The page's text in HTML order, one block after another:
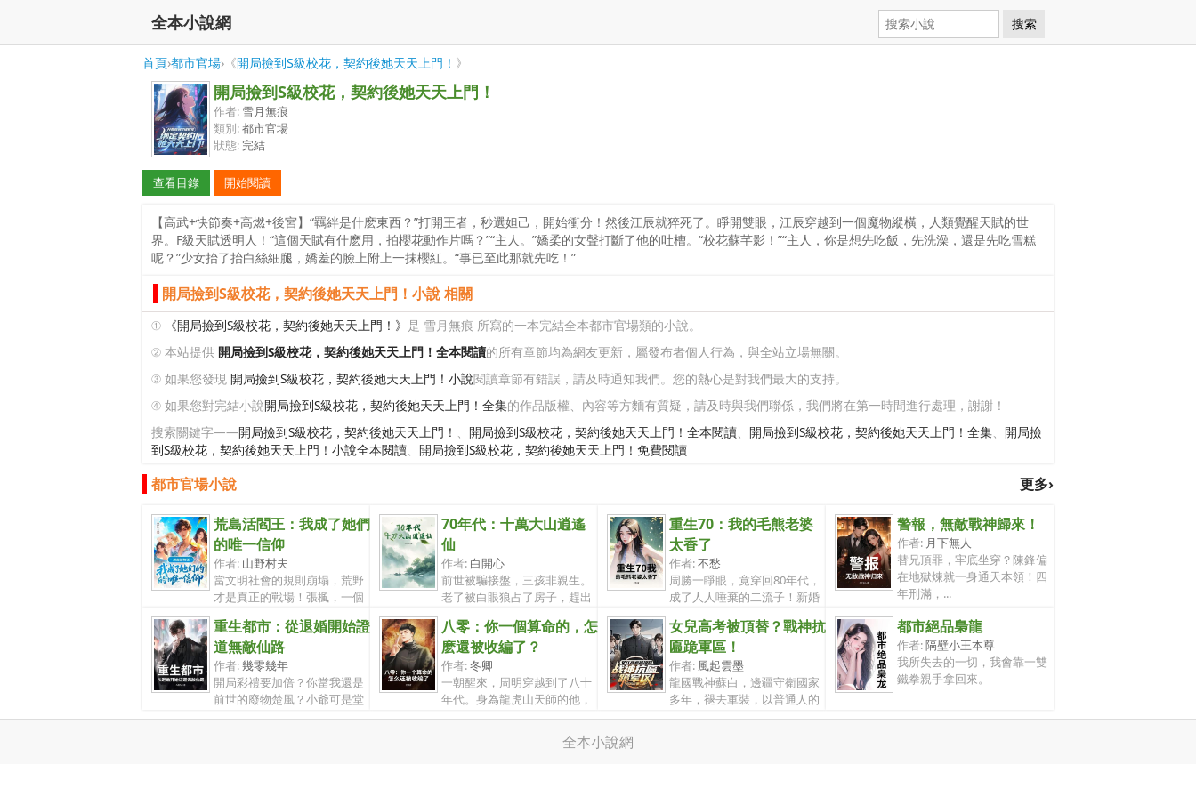
全本小說網 搜索
首頁›都市官場›《開局撿到S級校花，契約後她天天上門！ 》
開局撿到S級校花，契約後她天天上門！
作者: 雪月無痕
類別:都市官場
狀態: 完結
查看目錄 開始閱讀
【高武+快節奏+高燃+後宮】“羈絆是什麽東西？”打開王者，秒選妲己，開始衝分！然後江辰就猝死了。睜開雙眼，江辰穿越到一個魔物縱橫，人類覺醒天賦的世
界。F級天賦透明人！“這個天賦有什麽用，拍櫻花動作片嗎？”“主人。”嬌柔的女聲打斷了他的吐槽。“校花蘇芊影！”“主人，你是想先吃飯，先洗澡，還是先吃雪糕
呢？”少女抬了抬白絲細腿，嬌羞的臉上附上一抹櫻紅。“事已至此那就先吃！”
開局撿到S級校花，契約後她天天上門！小說 相關
① 《開局撿到S級校花，契約後她天天上門！》 是 雪月無痕 所寫的一本完結全本都市官場類的小說。
② 本站提供 開局撿到S級校花，契約後她天天上門！全本閱讀的所有章節均為網友更新，屬發布者個人行為，與全站立場無關。
③ 如果您發現 開局撿到S級校花，契約後她天天上門！小說閱讀章節有錯誤，請及時通知我們。您的熱心是對我們最大的支持。
④ 如果您對完結小說開局撿到S級校花，契約後她天天上門！全集的作品版權、內容等方麵有質疑，請及時與我們聯係，我們將在第一時間進行處理，謝謝！
搜索關鍵字——開局撿到S級校花，契約後她天天上門！ 、 開局撿到S級校花，契約後她天天上門！全本閱讀、 開局撿到S級校花，契約後她天天上門！全集、 開局撿
到S級校花，契約後她天天上門！小說全本閱讀、 開局撿到S級校花，契約後她天天上門！免費閱讀
更多›
都市官場小說
荒島活閻王：我成了她們
的唯一信仰
作者: 山野村夫
當文明社會的規則崩塌，荒野
才是真正的戰場！張楓，一個
70年代：十萬大山逍遙
仙
作者: 白開心
前世被騙接盤，三孩非親生。
老了被白眼狼占了房子，趕出
重生70：我的毛熊老婆
太香了
作者:不愁
周勝一睜眼，竟穿回80年代，
成了人人唾棄的二流子！新婚
警報，無敵戰神歸來！
作者: 月下無人
替兄頂罪，牢底坐穿？陳鋒偏
在地獄煉就一身通天本領！四
年刑滿，...
重生都市：從退婚開始證
道無敵仙路
作者:幾零幾年
開局彩禮要加倍？你當我還是
前世的廢物楚風？小爺可是堂
堂絕世仙...
八零：你一個算命的，怎
麽還被收編了？
作者:冬卿
一朝醒來，周明穿越到了八十
年代。身為龍虎山天師的他，
卻意外變...
女兒高考被頂替？戰神抗
匾跪軍區！
作者: 風起雲墨
龍國戰神蘇白，邊疆守衛國家
多年，褪去軍裝，以普通人的
身份還鄉...
都市絕品梟龍
作者:隔壁小王本尊
我所失去的一切，我會靠一雙
鐵拳親手拿回來。
全本小說網